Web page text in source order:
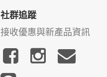
社群追蹤
接收優惠與新產品資訊